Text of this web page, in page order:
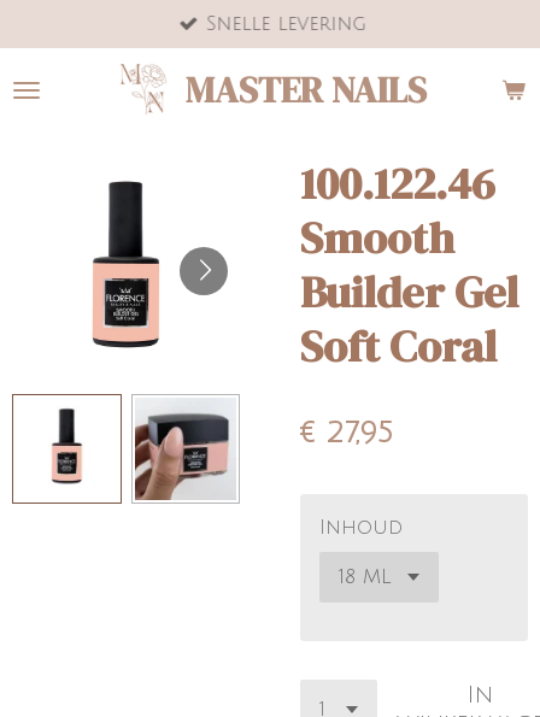
direct
naar
MASTER NAILS
Snelle levering
100.122.46
Smooth
Builder Gel
Soft Coral
€ 27,95
Inhoud
In